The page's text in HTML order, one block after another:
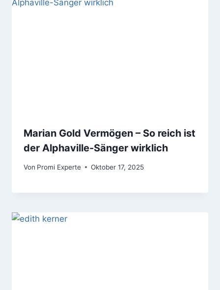
Marian Gold Vermögen – So reich ist
der Alphaville-Sänger wirklich
Von Promi Experte Oktober 17, 2025